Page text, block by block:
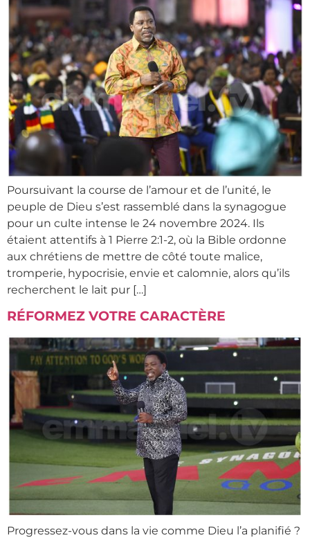
Poursuivant la course de l’amour et de l’unité, le
peuple de Dieu s’est rassemblé dans la synagogue
pour un culte intense le 24 novembre 2024. Ils
étaient attentifs à 1 Pierre 2:1-2, où la Bible ordonne
aux chrétiens de mettre de côté toute malice,
tromperie, hypocrisie, envie et calomnie, alors qu’ils
recherchent le lait pur […]
RÉFORMEZ VOTRE CARACTÈRE
Progressez-vous dans la vie comme Dieu l’a planifié ?